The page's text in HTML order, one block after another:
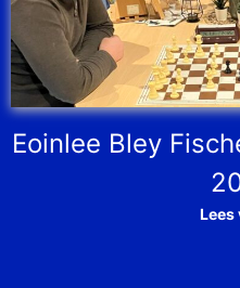
Eoinlee Bley
Lees